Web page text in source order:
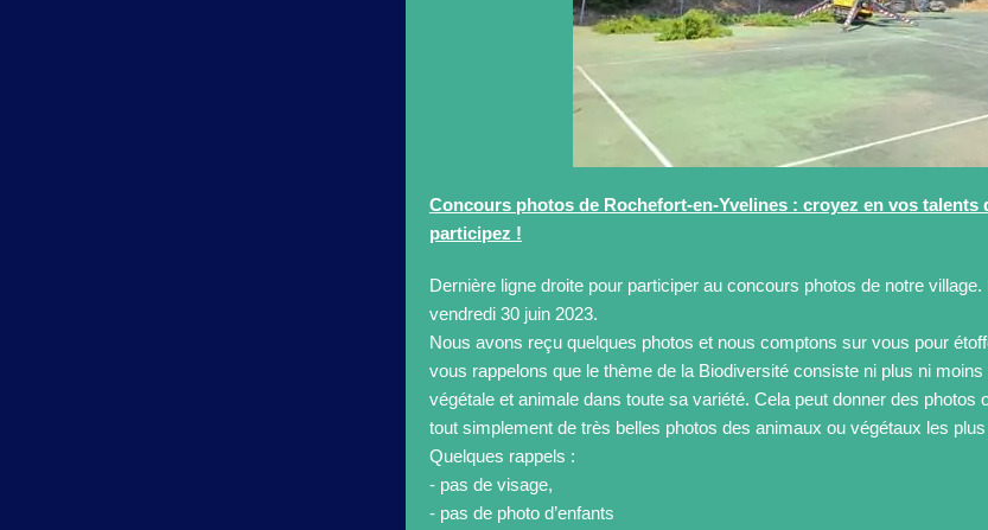
Concours photos de Rochefort-en-Yvelines : croyez en vos talents
participez !
Dernière ligne droite pour participer au concours photos de notre village.
vendredi 30 juin 2023.
Nous avons reçu quelques photos et nous comptons sur vous pour
vous rappelons que le thème de la Biodiversité consiste ni plus ni
végétale et animale dans toute sa variété. Cela peut donner des photos
tout simplement de très belles photos des animaux ou végétaux les
Quelques rappels :
- pas de visage,
- pas de photo d’enfants